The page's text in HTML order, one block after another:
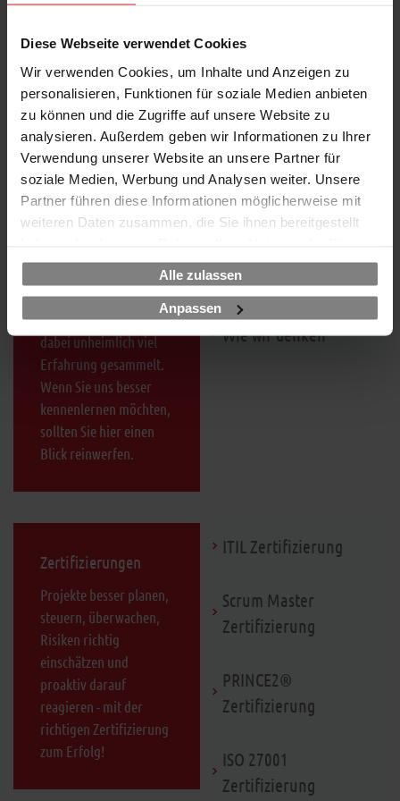
Diese Webseite verwendet Cookies
Wir verwenden Cookies, um Inhalte und Anzeigen zu
personalisieren, Funktionen für soziale Medien anbieten
zu können und die Zugriffe auf unsere Website zu
analysieren. Außerdem geben wir Informationen zu Ihrer
Verwendung unserer Website an unsere Partner für
soziale Medien, Werbung und Analysen weiter. Unsere
Partner führen diese Informationen möglicherweise mit
weiteren Daten zusammen, die Sie ihnen bereitgestellt
gesammelt haben.
Alle zulassen
Anpassen
einnehmen. All dies
finden Sie hier. Und wir
stellen Ihnen die Inhalte
aller Frameworks
einzeln vor.
Beratungsansatz
Beratungskompetenz
Seit über 20 Jahren sind
wir im IT-Markt
unterwegs und haben
dabei unheimlich viel
Erfahrung gesammelt.
Wenn Sie uns besser
kennenlernen möchten,
sollten Sie hier einen
Blick reinwerfen.
Was bisher geschah
Wer ganz vorne steht
Wie wir denken
Zertifizierungen
Projekte besser planen,
steuern, überwachen,
Risiken richtig
einschätzen und
proaktiv darauf
reagieren - mit der
richtigen Zertifizierung
zum Erfolg!
ITIL Zertifizierung
Scrum Master
Zertifizierung
PRINCE2®
Zertifizierung
ISO 27001
Zertifizierung